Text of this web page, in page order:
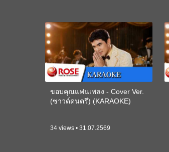
ขอบคุณแฟนเพลง - Cover Ver.
(ซาวด์ดนตรี) (KARAOKE)
34 views • 31.07.2569